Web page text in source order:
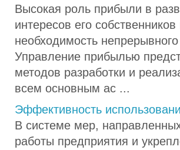
Высокая роль прибыли в
интересов его
необходимость
Управление прибылью
методов разработки и
всем основным ас ...
Эффективность
В системе мер,
работы предприятия и